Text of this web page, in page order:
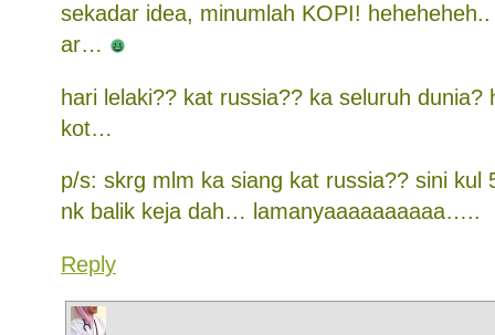
sekadar idea, minumlah KOPI!
ar…
hari lelaki?? kat russia?? ka seluruh dunia?
kot…
p/s: skrg mlm ka siang kat russia?? sini kul
nk balik keja dah… lamanyaaaaaaaaaa…..
Reply